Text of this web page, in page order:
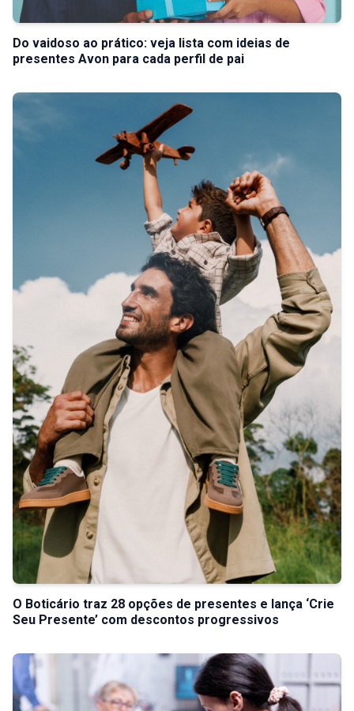
Do vaidoso ao prático: veja lista com ideias de
presentes Avon para cada perfil de pai
O Boticário traz 28 opções de presentes e lança ‘Crie
Seu Presente’ com descontos progressivos